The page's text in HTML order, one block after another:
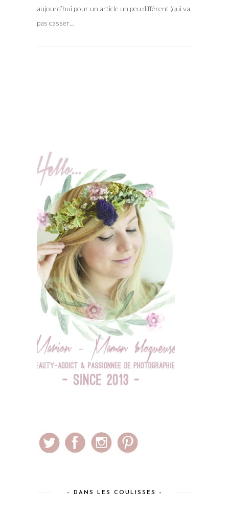
aujourd’hui pour un article un peu différent (qui va
pas casser…
– DANS LES COULISSES –